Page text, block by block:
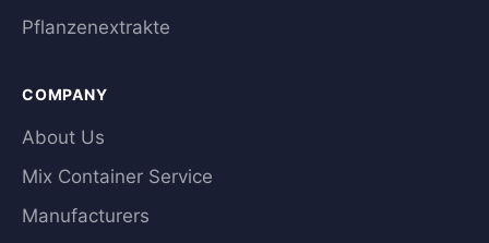
Pflanzenextrakte
COMPANY
About Us
Mix Container Service
Manufacturers